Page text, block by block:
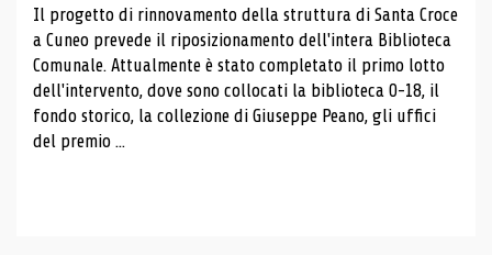
Il progetto di rinnovamento della struttura di Santa Croce
a Cuneo prevede il riposizionamento dell'intera Biblioteca
Comunale. Attualmente è stato completato il primo lotto
dell'intervento, dove sono collocati la biblioteca 0-18, il
fondo storico, la collezione di Giuseppe Peano, gli uffici
del premio ...